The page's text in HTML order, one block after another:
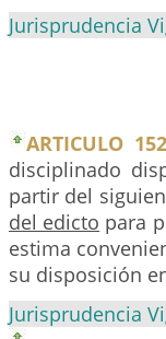
Jurisprudencia
ARTICULO
disciplinado
partir del
del edicto para
estima
su disposición
Jurisprudencia